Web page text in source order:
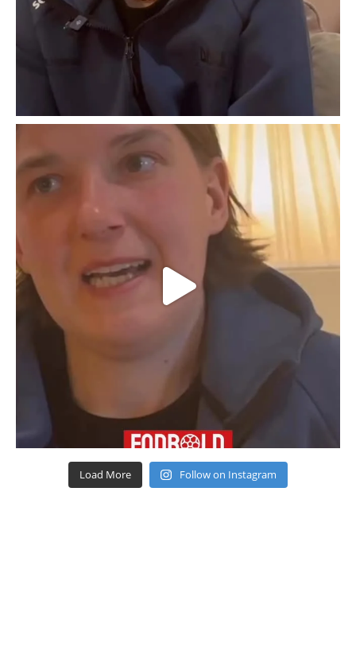
Load More Follow on Instagram